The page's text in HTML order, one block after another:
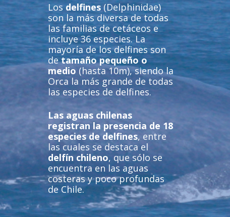
Los delfines (Delphinidae)
son la más diversa de todas
las familias de cetáceos e
incluye 36 especies. La
mayoría de los delfines son
detamaño pequeño o
medio (hasta 10m), siendo la
Orca la más grande de todas
las especies de delfines.
Las aguas chilenas
registran la presencia de 18
especies de delfines, entre
las cuales se destaca el
delfín chileno, que sólo se
encuentra en las aguas
costeras y poco profundas
de Chile.